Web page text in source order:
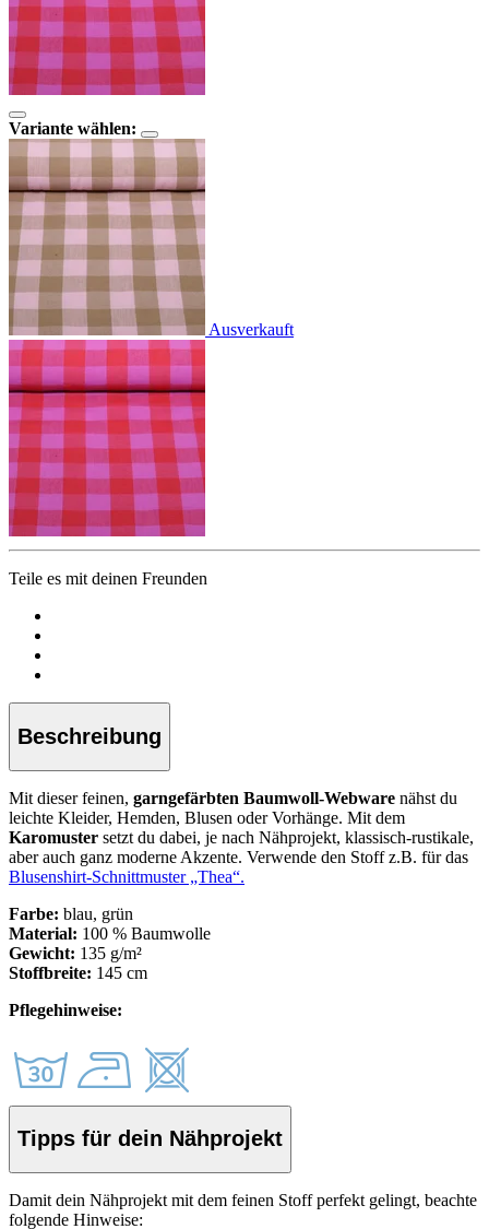
Variante wählen:
Ausverkauft
Teile es mit deinen Freunden
Beschreibung
Mit dieser feinen, garngefärbten Baumwoll-Webware nähst du
leichte Kleider, Hemden, Blusen oder Vorhänge. Mit dem
Karomuster setzt du dabei, je nach Nähprojekt, klassisch-rustikale,
aber auch ganz moderne Akzente. Verwende den Stoff z.B. für das
Blusenshirt-Schnittmuster „Thea“.
Farbe: blau, grün
Material: 100 % Baumwolle
Gewicht: 135 g/m²
Stoffbreite: 145 cm
Pflegehinweise:
Tipps für dein Nähprojekt
Damit dein Nähprojekt mit dem feinen Stoff perfekt gelingt, beachte
folgende Hinweise: